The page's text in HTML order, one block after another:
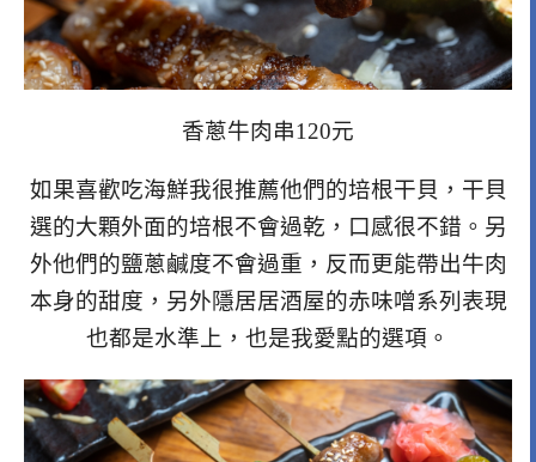
香蔥牛肉串120元
如果喜歡吃海鮮我很推薦他們的培根干貝，干貝
選的大顆外面的培根不會過乾，口感很不錯。另
外他們的鹽蔥鹹度不會過重，反而更能帶出牛肉
本身的甜度，另外隱居居酒屋的赤味噌系列表現
也都是水準上，也是我愛點的選項。